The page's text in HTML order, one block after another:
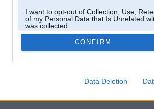
I want to opt-out of Collection, Use,
of my Personal Data that Is Unrelated
was collected.
Opted Out
CONFIRM
Data Deletion
darbojas
Tas nav auto klubs un nav saistīts ar